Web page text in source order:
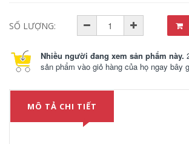
SỐ LƯỢNG:
Nhiều người đang xem sản phẩm này.
sản phẩm vào giỏ hàng của họ ngay bây
MÔ TẢ CHI TIẾT